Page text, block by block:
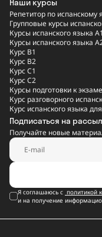
Репетитор по испанскому
Групповые курсы
Курсы испанского языка A1
Курсы испанского языка
Курс B1
Курс B2
Курс C1
Курс C2
Курсы подготовки к
Курс разговорного
Курс испанского языка
Подписаться на
Получайте новые
Я соглашаюсь с политикой
и на получение